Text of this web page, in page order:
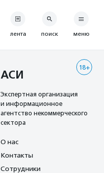
лента поиск меню
18+
АСИ
Экспертная организация
и информационное
агентство некоммерческого
сектора
О нас
Контакты
Сотрудники